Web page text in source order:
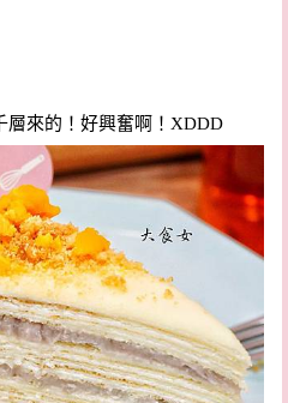
層來的！好興奮啊！XDDD